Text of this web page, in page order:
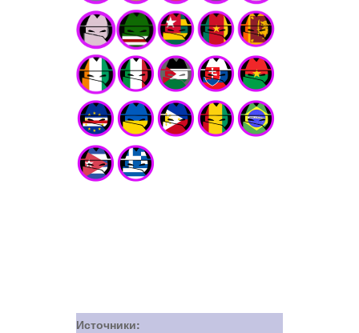
Источники: